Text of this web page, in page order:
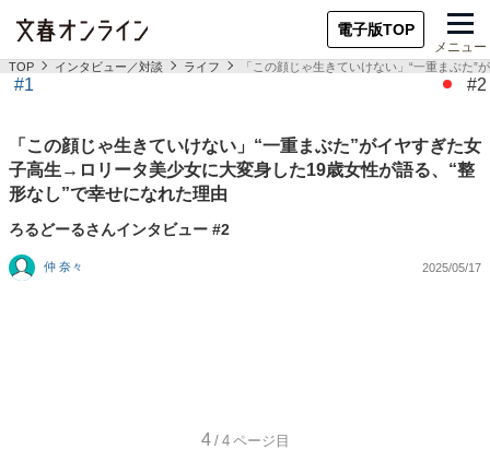
電子版TOP
メニュー
TOP インタビュー／対談 ライフ 「この顔じゃ生きていけない」“一重まぶた
#1 #2
「この顔じゃ生きていけない」“一重まぶた”がイヤすぎた女
子高生→ロリータ美少女に大変身した19歳女性が語る、“整
形なし”で幸せになれた理由
ろるどーるさんインタビュー #2
仲 奈々 2025/05/17
4 /4 ページ目